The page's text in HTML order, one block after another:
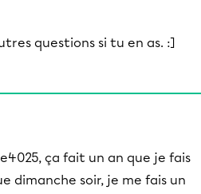
questions si tu en as. :]
ça fait un an que je fais
dimanche soir, je me fais un